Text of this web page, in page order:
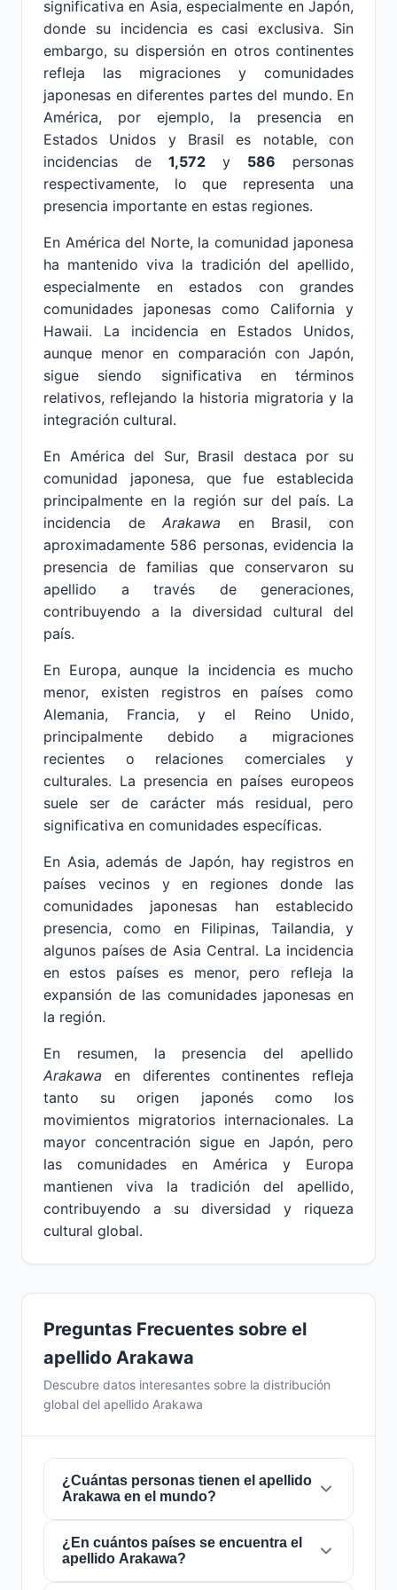
significativa en Asia, especialmente en Japón,
donde su incidencia es casi exclusiva. Sin
embargo, su dispersión en otros continentes
refleja las migraciones y comunidades
japonesas en diferentes partes del mundo. En
América, por ejemplo, la presencia en
Estados Unidos y Brasil es notable, con
incidencias de 1,572 y 586 personas
respectivamente, lo que representa una
presencia importante en estas regiones.
En América del Norte, la comunidad japonesa
ha mantenido viva la tradición del apellido,
especialmente en estados con grandes
comunidades japonesas como California y
Hawaii. La incidencia en Estados Unidos,
aunque menor en comparación con Japón,
sigue siendo significativa en términos
relativos, reflejando la historia migratoria y la
integración cultural.
En América del Sur, Brasil destaca por su
comunidad japonesa, que fue establecida
principalmente en la región sur del país. La
incidencia deArakawa en Brasil, con
aproximadamente 586 personas, evidencia la
presencia de familias que conservaron su
apellido a través de generaciones,
contribuyendo a la diversidad cultural del
país.
En Europa, aunque la incidencia es mucho
menor, existen registros en países como
Alemania, Francia, y el Reino Unido,
principalmente debido a migraciones
recientes o relaciones comerciales y
culturales. La presencia en países europeos
suele ser de carácter más residual, pero
significativa en comunidades específicas.
En Asia, además de Japón, hay registros en
países vecinos y en regiones donde las
comunidades japonesas han establecido
presencia, como en Filipinas, Tailandia, y
algunos países de Asia Central. La incidencia
en estos países es menor, pero refleja la
expansión de las comunidades japonesas en
la región.
En resumen, la presencia del apellido
Arakawa en diferentes continentes refleja
tanto su origen japonés como los
movimientos migratorios internacionales. La
mayor concentración sigue en Japón, pero
las comunidades en América y Europa
mantienen viva la tradición del apellido,
contribuyendo a su diversidad y riqueza
cultural global.
Preguntas Frecuentes sobre el
apellido Arakawa
Descubre datos interesantes sobre la distribución
global del apellido Arakawa
¿Cuántas personas tienen el apellido
Arakawa en el mundo?
Actualmente hay aproximadamente33.289
personascon el apellido
mundo. Esto significa que aproximadamente 1
¿En cuántos países se encuentra el
apellido Arakawa?